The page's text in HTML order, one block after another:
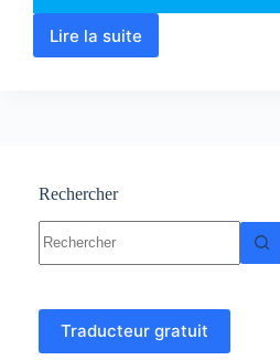
Lire la suite
Algèbre
Exercices
Examens
corrigés
Rechercher
résultat
Traducteur gratuit